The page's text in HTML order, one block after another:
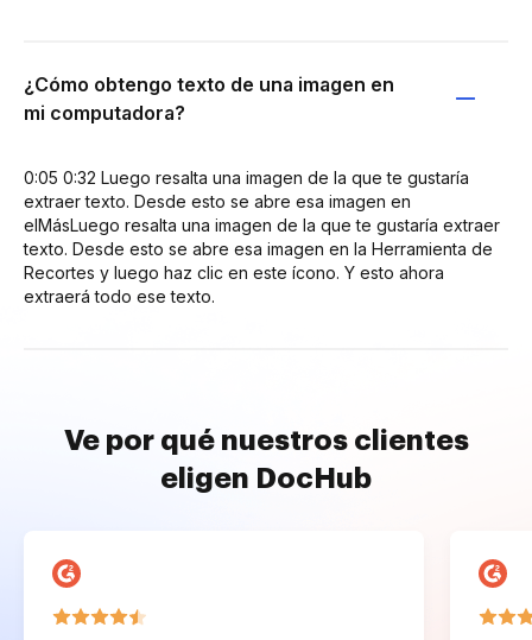
¿Cómo obtengo texto de una imagen en
mi computadora?
0:05 0:32 Luego resalta una imagen de la que te gustaría
extraer texto. Desde esto se abre esa imagen en
elMásLuego resalta una imagen de la que te gustaría extraer
texto. Desde esto se abre esa imagen en la Herramienta de
Recortes y luego haz clic en este ícono. Y esto ahora
extraerá todo ese texto.
Ve por qué nuestros clientes
eligen DocHub